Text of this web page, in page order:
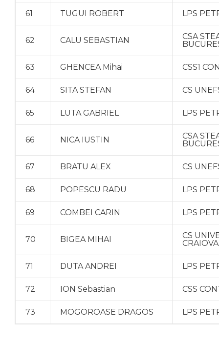
61 TUGUI ROBERT LPS
62 CALU SEBASTIAN
CSA
63 GHENCEA Mihai CSS1
64 SITA STEFAN CS
65 LUTA GABRIEL LPS
66 NICA IUSTIN
CSA
67 BRATU ALEX CS
68 POPESCU RADU LPS
69 COMBEI CARIN LPS
70 BIGEA MIHAI
CS
CRAIOVA
71 DUTA ANDREI LPS
72 ION Sebastian CSS
73 MOGOROASE DRAGOS LPS